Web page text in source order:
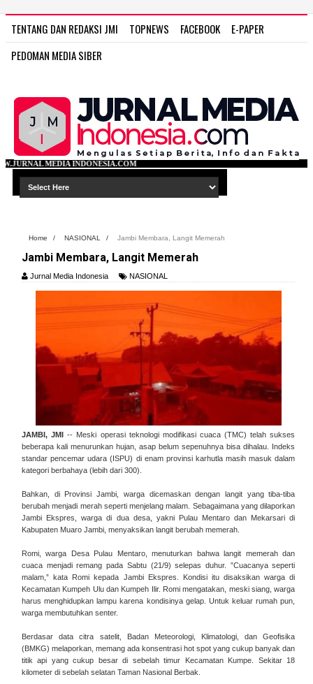
TENTANG DAN REDAKSI JMI TOPNEWS FACEBOOK
E-PAPER
PEDOMAN MEDIA SIBER
Home / NASIONAL / Jambi Membara, Langit Memerah
Jambi Membara, Langit Memerah
Jurnal Media Indonesia NASIONAL
JAMBI, JMI
-- Meski operasi teknologi modifikasi cuaca (TMC) telah sukses
beberapa kali menurunkan hujan, asap belum sepenuhnya bisa dihalau. Indeks
standar pencemar udara (ISPU) di enam provinsi karhutla masih masuk dalam
kategori berbahaya (lebih dari 300).
Bahkan, di Provinsi Jambi, warga dicemaskan dengan langit yang tiba-tiba
berubah menjadi merah seperti menjelang malam. Sebagaimana yang dilaporkan
Jambi Ekspres, warga di dua desa, yakni Pulau Mentaro dan Mekarsari di
Kabupaten Muaro Jambi, menyaksikan langit berubah memerah.
Romi, warga Desa Pulau Mentaro, menuturkan bahwa langit memerah dan
cuaca menjadi remang pada Sabtu (21/9) selepas duhur. ”Cuacanya seperti
malam,” kata Romi kepada Jambi Ekspres. Kondisi itu disaksikan warga di
Kecamatan Kumpeh Ulu dan Kumpeh Ilir. Romi mengatakan, meski siang, warga
harus menghidupkan lampu karena kondisinya gelap. Untuk keluar rumah pun,
warga membutuhkan senter.
Berdasar data citra satelit, Badan Meteorologi, Klimatologi, dan Geofisika
(BMKG) melaporkan, memang ada konsentrasi hot spot yang cukup banyak dan
titik api yang cukup besar di sebelah timur Kecamatan Kumpe. Sekitar 18
kilometer di sebelah selatan Taman Nasional Berbak.